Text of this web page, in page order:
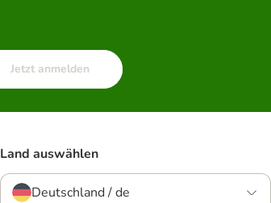
Jetzt anmelden
Land auswählen
Deutschland / de